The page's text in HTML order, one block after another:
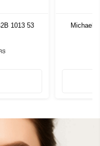
1013 53
Michael